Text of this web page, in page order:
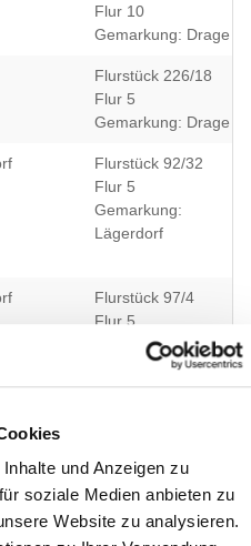
und Anzeigen zu
soziale Medien anbieten zu
Website zu analysieren.
Flur 10
Gemarkung: Drage
Flurstück 226/18
Flur 5
Gemarkung: Drage
Flurstück 92/32
Flur 5
Gemarkung:
Lägerdorf
Flurstück 97/4
Flur 5
Gemarkung:
Lägerdorf
Flurstück 70/2
Flur 8
Gemarkung: Fitzbek